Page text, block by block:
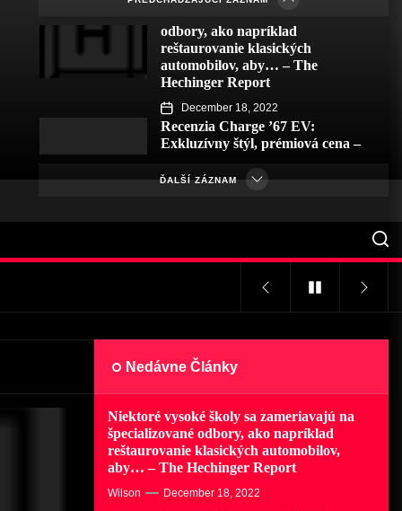
zameriavajú na špecializované
odbory, ako napríklad
reštaurovanie klasických
automobilov, aby… – The
Hechinger Report
December 18, 2022
Recenzia Charge ’67 EV:
Exkluzívny štýl, prémiová cena –
December 17, 2022
Všetky oči na Essen: 1. časť –
Waltonovcov poskytuje študentské
štipendium… – Business Wire
December 14, 2022
Niektoré vysoké školy sa
ĎALŠÍ ZÁZNAM
aby… – The Hechinger Report
Nedávne Články
Niektoré vysoké školy sa zameriavajú na
špecializované odbory, ako napríklad
reštaurovanie klasických automobilov,
aby… – The Hechinger Report
Wilson December 18, 2022